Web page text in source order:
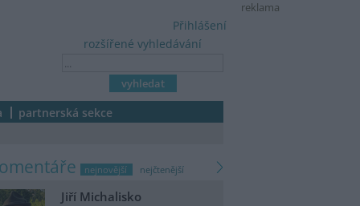
reklama
rozšířené vyhledávání
Přihlášení
partnerská sekce
nejnovější nejčtenější
Jiří Michalisko